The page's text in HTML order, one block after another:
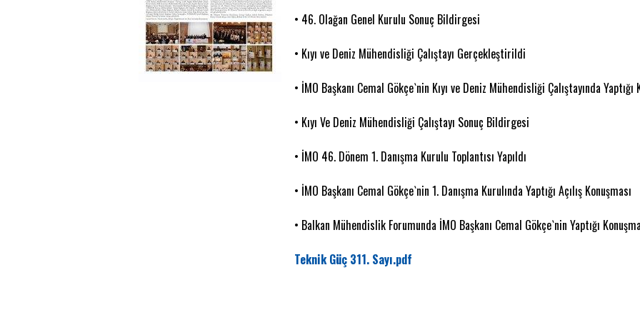
• 46. Olağan Genel Kurulu Sonuç Bildirgesi
• Kıyı ve Deniz Mühendisliği Çalıştayı Gerçekleştirildi
• İMO Başkanı Cemal Gökçe`nin Kıyı ve Deniz Mühendisliği Çalıştayında Yaptığı
• Kıyı Ve Deniz Mühendisliği Çalıştayı Sonuç Bildirgesi
• İMO 46. Dönem 1. Danışma Kurulu Toplantısı Yapıldı
• İMO Başkanı Cemal Gökçe`nin 1. Danışma Kurulında Yaptığı Açılış Konuşması
• Balkan Mühendislik Forumunda İMO Başkanı Cemal Gökçe`nin Yaptığı Konuşma
Teknik Güç 311. Sayı.pdf